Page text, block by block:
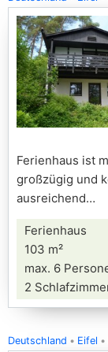
Ferienhaus ist
großzügig und
ausreichend
Ferienhaus
103 m²
max. 6
2
Deutschland Eifel